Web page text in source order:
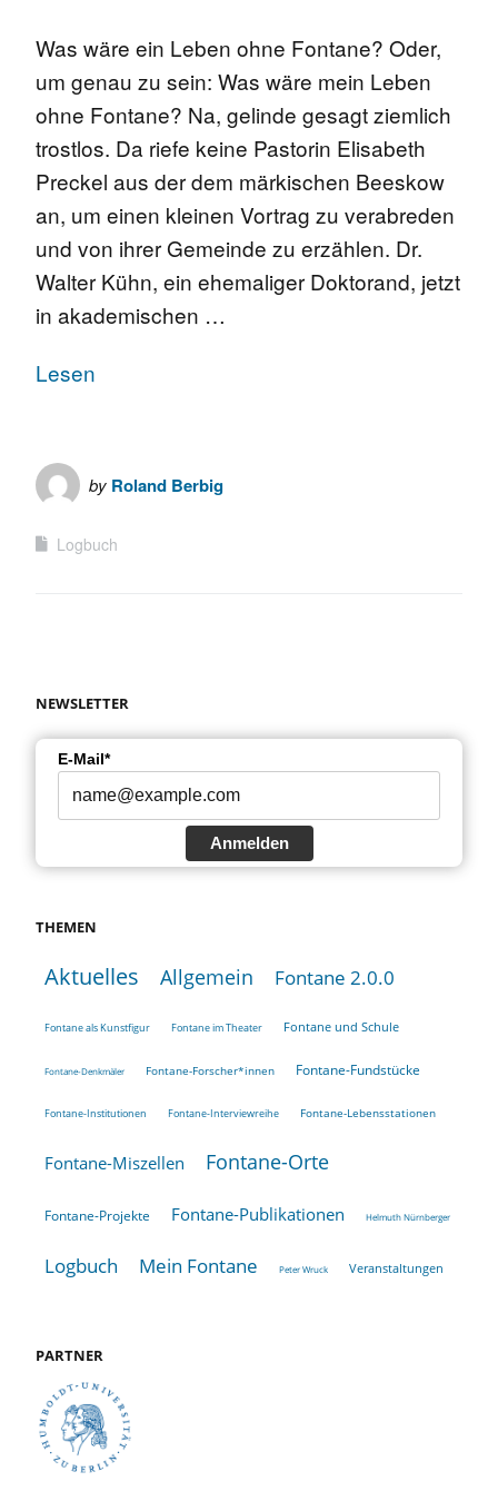
Was wäre ein Leben ohne Fontane? Oder,
um genau zu sein: Was wäre mein Leben
ohne Fontane? Na, gelinde gesagt ziemlich
trostlos. Da riefe keine Pastorin Elisabeth
Preckel aus der dem märkischen Beeskow
an, um einen kleinen Vortrag zu verabreden
und von ihrer Gemeinde zu erzählen. Dr.
Walter Kühn, ein ehemaliger Doktorand, jetzt
in akademischen …
Lesen
by Roland Berbig
Logbuch
NEWSLETTER
E-Mail*
Anmelden
THEMEN
Aktuelles Allgemein Fontane 2.0.0
Fontane als Kunstfigur Fontane im Theater Fontane und Schule
Fontane-Denkmäler Fontane-Forscher*innen Fontane-Fundstücke
Fontane-Institutionen Fontane-Interviewreihe Fontane-Lebensstationen
Fontane-Miszellen Fontane-Orte
Fontane-Projekte Fontane-Publikationen Helmuth Nürnberger
Logbuch Mein Fontane Peter Wruck Veranstaltungen
PARTNER